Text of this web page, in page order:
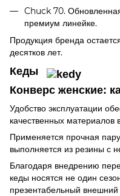
Chuck 70. Обновленная
премиум линейке.
Продукция бренда
десятков лет.
Кеды
Конверс женские:
Удобство эксплуатации
качественных материалов
Применяется прочная
выполняется из резины с
Благодаря внедрению
кеды носятся не один
презентабельный внешний